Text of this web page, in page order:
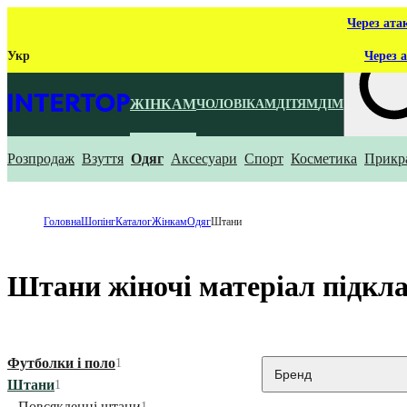
Через
Укр Через
ЖІНКАМЧОЛОВІКАМДІТЯМДІМ
Що ти
Розпродаж Взуття Одяг Аксесуари Спорт Косметика
ГоловнаШопінгКаталогЖінкамОдягШтани
Штани жіночі матеріал
Футболки і поло1
Штани1
Бренд